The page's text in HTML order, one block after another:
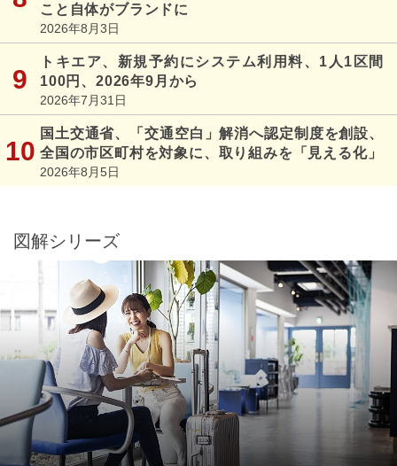
こと自体がブランドに
2026年8月3日
トキエア、新規予約にシステム利用料、1人1区間
100円、2026年9月から
2026年7月31日
国土交通省、「交通空白」解消へ認定制度を創設、
全国の市区町村を対象に、取り組みを「見える化」
2026年8月5日
図解シリーズ